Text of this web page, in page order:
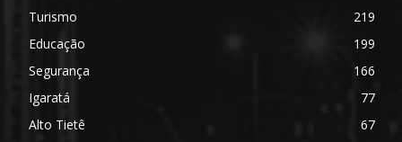
Turismo
219
Educação
199
Segurança
166
Igaratá
77
Alto Tietê
67